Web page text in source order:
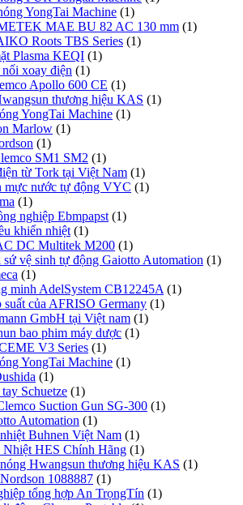
YongTai Machine (1)
MAE BU 82 AC 130 mm (1)
Roots TBS Series (1)
Plasma KEQI (1)
xoay điện (1)
Apollo 600 CE (1)
thương hiệu KAS (1)
YongTai Machine (1)
Marlow (1)
(1)
SM1 SM2 (1)
từ Tork tại Việt Nam (1)
mực nước tự động VYC (1)
(1)
nghiệp Ebmpapst (1)
khiển nhiệt (1)
DC Multitek M200 (1)
sứ vệ sinh tự động Gaiotto Automation (1)
(1)
minh AdelSystem CB12245A (1)
suất của AFRISO Germany (1)
GmbH tại Việt nam (1)
bao phim máy dược (1)
V3 Series (1)
YongTai Machine (1)
(1)
Schuetze (1)
Suction Gun SG-300 (1)
Automation (1)
Buhnen Việt Nam (1)
Nhiệt HES Chính Hãng (1)
Hwangsun thương hiệu KAS (1)
1088887 (1)
tổng hợp An TrọngTín (1)